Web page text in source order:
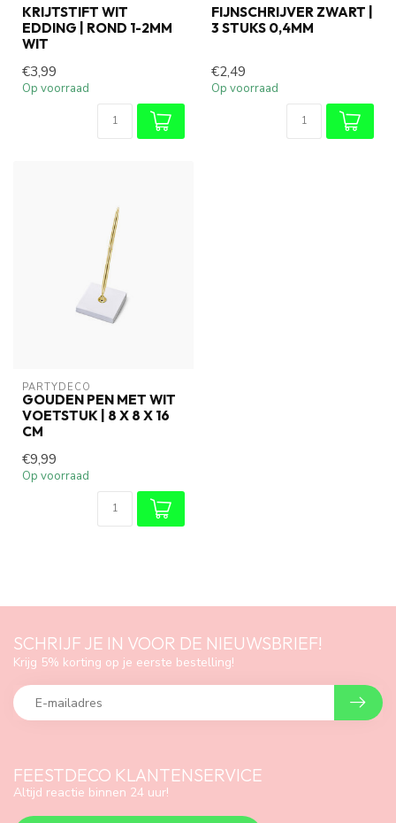
KRIJTSTIFT WIT
EDDING | ROND 1-2MM
WIT
€3,99
Op voorraad
FIJNSCHRIJVER ZWART |
3 STUKS 0,4MM
€2,49
Op voorraad
PARTYDECO
GOUDEN PEN MET WIT
VOETSTUK | 8 X 8 X 16
CM
€9,99
Op voorraad
FEESTDECO KLANTENSERVICE
Altijd reactie binnen 24 uur!
SCHRIJF JE IN VOOR DE NIEUWSBRIEF!
Krijg 5% korting op je eerste bestelling!